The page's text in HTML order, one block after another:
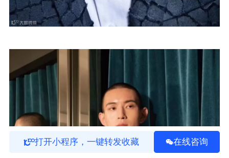
打开小程序，一键转发收藏 在线咨询